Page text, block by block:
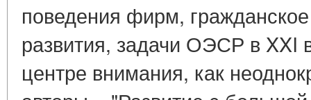
поведения фирм,
развития, задачи ОЭСР в XXI
центре внимания, как